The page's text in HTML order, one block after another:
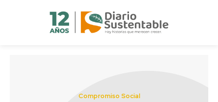
Compromiso Social